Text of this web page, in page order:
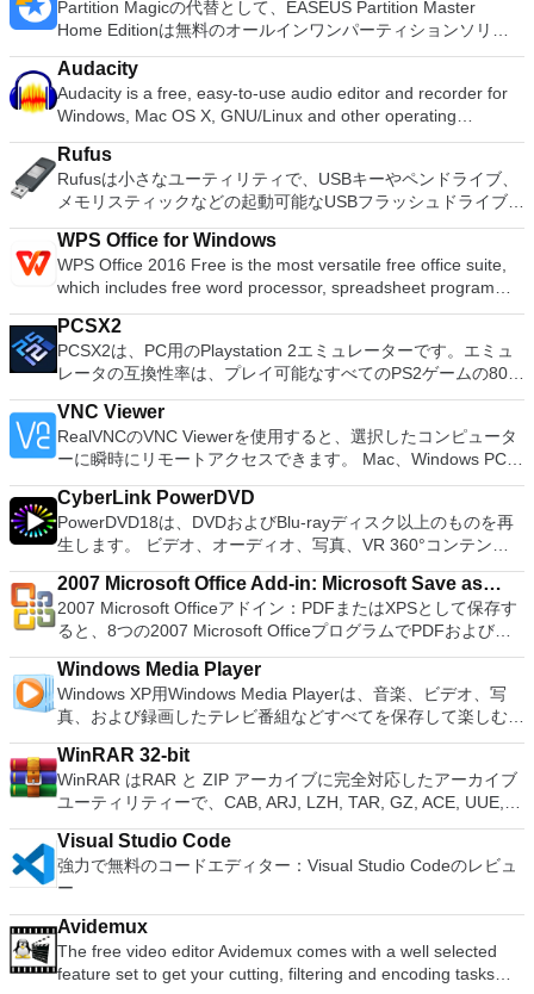
Partition Magicの代替として、EASEUS Partition Master
Home Editionは無料のオールインワンパーティションソリュ
ーションおよびディスク管理ユーティリティです。パーティシ
ョンの拡張（特にシステムドライブ用）、ディスク領域の管
理、MBRおよびGUIDパーティションテーブル（GPT）ディス
クのディスク領域不足の問題の解決を可能にします。 パーテ
ィションのサイズ変更/移動システムドライブを拡張するディ
スクとパーティションをコピーパーティションをマージ分割パ
ーティション空き領域を再分配するダイナミックディスクの変
換パーティションを回復する
Audacity
Audacity is a free, easy-to-use audio editor and recorder for
Windows, Mac OS X, GNU/Linux and other operating
systems. You can use Audacity to: Record live audio. Convert
tapes and records into digital recordings or CDs. Edit Ogg
Vorbis, MP3, WAV or AIFF sound files. Cut, copy, splice or mix
sounds together. Change the speed or pitch of a recording.
Add new effects with LADSPA plug-ins. And more!
Rufus
Rufusは小さなユーティリティで、USBキーやペンドライブ、
メモリスティックなどの起動可能なUSBフラッシュドライブを
フォーマットおよび作成できます。 Rufusは、次のシナリオで
役立ちます。 Windows、Linux、およびUEFI用の起動可能な
ISOからUSBインストールメディアを作成する必要がある場
合。 OSがインストールされていないシステムで作業する必要
がある場合。 BIOSまたはその他のファームウェアをDOSから
フラッシュする必要がある場合。 低レベルのユーティリティ
を実行する必要がある場合。 Rufusは次の* ISOで動作しま
す：Arch Linux、Archbang、BartPE / pebuilder、CentOS、
Damn Small Linux、Fedora、FreeDOS、Gentoo、
gNewSense、Hiren&#39;s Boot CD、LiveXP、Knoppix、
Kubuntu、Linux Mint、NT Password Registry Editor、
OpenSUSE、Parted Magic、Slackware、Tails、Trinity
Rescue Kit、Ubuntu、Ultimate Boot CD、Windows XP（SP2
以降）、Windows Server 2003 R2、Windows Vista、
Windows 7、Windows 8。 *このリストは完全ではありませ
ア語、マレーシア語、セシュティナ、ダンスク、ドイツ語、英
語、スペイン語、フランス語、フルバツキー、イタリア語、ラ
トヴィエシュ、リエトゥビウ、マジャール、オランダ、ノルス
ク、ポルスキ、ポルトガル、ポルトガル、スロヴェンスキー、
スロベンツキー、スロヴェンスキーSrpski、Suomi、
Svenska、Türkçe。
WPS Office for Windows
WPS Office 2016 Free is the most versatile free office suite,
which includes free word processor, spreadsheet program
and presentation maker. With these three programs you will
easily be able to deal with any office related tasks. WPS
Office 2016 Free has multiple language support for English,
French, German, Spanish, Portuguese,Russian and Polish
languages. To switch between languages requires only a
single click! Despite being a free suite, WPS Office comes
with many innovative features, such as the paragraph
adjustment tool and multiple tabbed feature. It also has a PDF
converter, spell check and word count feature. WPS Office
2016 Personal Edition supports switching language UI,File
Roaming and Docer online templates. Key features include:
Writer Efficient word processor. Presentation Multimedia
presentations creator. Spreadsheets Powerful tool for data
processing and analysis. 100% compatible with MS Office
document file types (.docx, .pptx, .xlsx, etc.). Thousands of
support (iOS and Android). WPS Cloud Storage included.
Although it is a free suite, WPS Office 2016 Free comes with
many innovative features, including a useful a paragraph
adjustment tool int he Writer program. It has an Office to PDF
converter, automatic spell checking and word count features.
It also has some neat tools such as the Watermark in
document, and converting PowerPoint to Word document
support. Overall, WPS Office 2016 Free is a good alternative
to Microsoft's offering. The Writer program is a versatile word
processor; the Presentation program is an easy to use and
multimedia presentations; and the Spreadsheets program is
both a flexible and a powerful spreadsheet application.
PCSX2
PCSX2は、PC用のPlaystation 2エミュレーターです。エミュ
レータの互換性率は、プレイ可能なすべてのPS2ゲームの80％
以上を誇っています。かなり強力なコンピューターを所有して
いる場合、PCSX2は優れたエミュレーターです。また、この
アプリケーションはローエンドコンピューターのサポートも提
供するため、Playstation 2コンソールのすべての所有者は、
PCで動作するゲームを見ることができます。 PCSX2エミュレ
ーターを使用すると、PS2コントローラーを使用して、本物の
プレイステーション体験をシミュレートできます。このアプリ
ケーションでは、ディスクからゲームを直接実行することも、
ハードドライブからISOイメージとして実行することもできま
す。 主な機能は次のとおりです。 Savestates：ボタンを1つ
押すだけで、ゲームの現在の「状態」を保存できます。 無制
限のメモリーカード：好きなだけメモリーカードを保存でき、
8MBから64MBまでの単一の物理カードに制限されなくなりま
した。 高解像度グラフィックス：PCSX2を使用すると、
1080pまたは4K HDでゲームをプレイできます。 全体とし
ゲームを高い精度でエミュレートでき、Windowsとエミュレ
ーターを切り替えることができます。欠点は、高速ゲームに苦
労し、時々フリーズまたはクラッシュすることです。* PCSX2
を使用するには、コンソールから抽出できるPlaystation 2
BIOSが必要です。
VNC Viewer
RealVNCのVNC Viewerを使用すると、選択したコンピュータ
ーに瞬時にリモートアクセスできます。 Mac、Windows PC、
またはLinuxマシン、世界中のどこからでも。 VNC Viewerを
使用すると、コンピューターのデスクトップを表示したり、コ
ンピューターの前に直接座っているかのようにマウスとキーボ
ードを制御したりできます。 VNC Viewerは、インストールと
使用が簡単です。制御したいデバイスでインストーラーを実行
し、指示に従ってください。オプションで、Windowsでのリ
モート展開に使用可能なMSIがあります。デスクトッププラッ
トフォームにVNC Viewerをインストールする権限がない場合
は、スタンドアロンオプションを選択する必要があります。
主な機能は次のとおりです。 クラウドサービスを介してVNC
Connectを実行しているコンピューターに接続します。 Apple
Screen Sharing（ARD）などのサードパーティ製のVNC互換
ソフトウェアを実行しているコンピューターに直接接続しま
す。 各デバイスでVNC Viewerにサインインして、すべてのデ
バイス間の接続をバックアップおよび同期します。 仮想キー
の高度なキーが含まれています。 Bluetoothキーボードのサポ
ート。 VNC Connectサブスクリプションには、無料、有料、
試用の3つのバージョンがあります。 制御する必要のあるマシ
ンごとに、RealVNCのWebサイトにアクセスして、各コンピ
ューターにVNC Connectをダウンロードするだけです。次
に、RealVNCアカウントの資格情報を使用して、ローカルマ
シンでVNC Viewerにサインインします。そこから、コンピュ
CyberLink PowerDVD
PowerDVD18は、DVDおよびBlu-rayディスク以上のものを再
生します。 ビデオ、オーディオ、写真、VR 360°コンテン
ツ、さらにはYouTubeやVimeoにとっても、PowerDVD18は重
要なエンターテイメントの仲間です。 Ultra HD HDR TVとサ
ラウンドサウンドシステムの可能性を解き放ち、360°ビデオ
の増え続けるコレクションへのアクセスで仮想世界に没頭する
か、PCまたはラップトップでの比類のない再生サポートと独
自の強化により、どこにいても簡単にリラックスできます。
新機能は次のとおりです。 4K DHR向けに最適化 Ultra HD
Blu-ray、4K、HEVC / H.265およびHDR10コンテンツをサポー
ト全画面モードで21：9モニターで2.35：1の映画を見る常時
オンのミニビューでYouTubeライブを見る YouTubeおよび
Vimeoで4K HDRおよび360ビデオを再生 VRエクスペリエンス
の向上：Microsoft Mixed Realityヘッドセット、HTC、VIVE、
およびOculus Riftをサポート Fire TVとキャストのサポート
注：これは商用トライアルです。
2007 Microsoft Office Add-in: Microsoft Save as
PDF or XPS
2007 Microsoft Officeアドイン：PDFまたはXPSとして保存す
ると、8つの2007 Microsoft OfficeプログラムでPDFおよび
XPS形式にエクスポートして保存できます。このツールを使用
すると、これらのプログラムのサブセットでPDF形式および
XPS形式の電子メール添付ファイルとして送信することもでき
ます（特定の機能はプログラムによって異なります）。 この
ダウンロードは、次のOfficeプログラムで動作します。
Microsoft Office Access 2007。 Microsoft Office Excel 2007。
Microsoft Office InfoPath 2007。 Microsoft Office OneNote
2007。 Microsoft Office PowerPoint 2007。 Microsoft Office
Publisher 2007。 Microsoft Office Visio 2007。 Microsoft
Office Word 2007。 2007 Microsoft Officeプログラムのこの
Microsoft Save as PDFまたはXPSアドインは、2007 Microsoft
Office systemソフトウェアのライセンス条項の対象となりま
す。 システム要件：サポートされているオペレーティングシ
ステム。 Windows Server 2003、Windows Vista、Windows
Windows Media Player
Windows XP用Windows Media Playerは、音楽、ビデオ、写
真、および録画したテレビ番組などすべてを保存して楽しむ最
適な機能を搭載しています。 再生、表示、外出先で楽しむた
めのポータブル デバイスとの同期、さらには家中のデバイス
との共有も、すべて1か所で行えます。 シンプルなデザイン -
まったく新しい外観でデジタル エンターテイメントを楽しめ
ます。 大好きな音楽をより多く - デジタル音楽体験がさらに
楽しくなります。 エンターテイメントをすべて1つの場所に -
音楽、ビデオ、写真、録画したテレビ番組をすべて保存して楽
写真にアクセスできます。
WinRAR 32-bit
WinRAR はRAR と ZIP アーカイブに完全対応したアーカイブ
ユーティリティーで、CAB, ARJ, LZH, TAR, GZ, ACE, UUE,
BZ2, JAR, ISO, 7Z, Z のアーカイブを解凍する事ができます。
他のソフトに比べ小容量のアーカイブを作成するので、これに
よりディスクスペースを確保する事ができ、送信コストの削減
にもなります。 WinRAR はマウスやメニュー、コマンドライ
ンインターフェースを利用した対話型グラフィックインターフ
ェースを提供します。WinRAR は単純な質問応答のプロセス
で基本的なアーカイブ機能に即時アクセスできる特別
な"Wizard"モードを採用することにより、他のアーカイブソフ
Visual Studio Code
強力で無料のコードエディター：Visual Studio Codeのレビュ
ー
Avidemux
The free video editor Avidemux comes with a well selected
feature set to get your cutting, filtering and encoding tasks